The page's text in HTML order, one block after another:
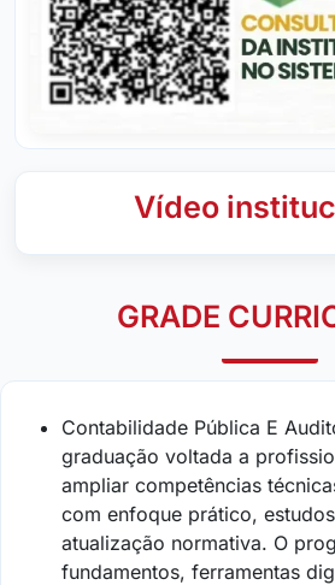
Vídeo
GRADE
Contabilidade Pública E
graduação voltada a
ampliar competências
com enfoque prático,
atualização normativa. O
fundamentos, ferramentas